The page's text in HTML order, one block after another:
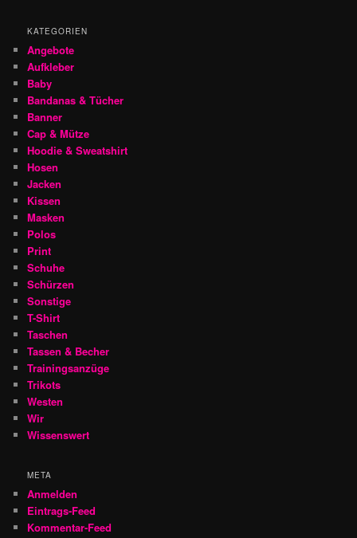
KATEGORIEN
Angebote
Aufkleber
Baby
Bandanas & Tücher
Banner
Cap & Mütze
Hoodie & Sweatshirt
Hosen
Jacken
Kissen
Masken
Polos
Print
Schuhe
Schürzen
Sonstige
T-Shirt
Taschen
Tassen & Becher
Trainingsanzüge
Trikots
Westen
Wir
Wissenswert
META
Anmelden
Eintrags-Feed
Kommentar-Feed